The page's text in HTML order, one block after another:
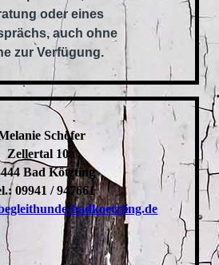
oder eines
auch ohne
zur Verfügung.
Schöfer
Zellertal 10a
Bad Kötzting
09941 / 947661
badkoetzting.de